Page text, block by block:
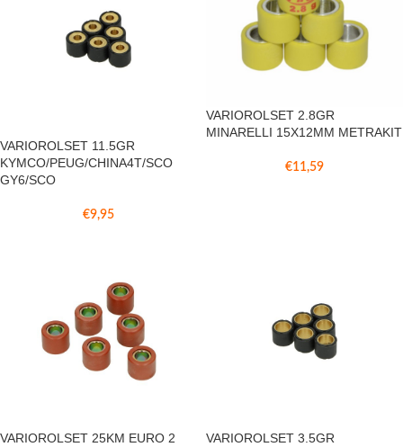
VARIOROLSET 11.5GR
KYMCO/PEUG/CHINA4T/SCO
GY6/SCO
€9,95
VARIOROLSET 2.8GR
MINARELLI 15X12MM METRAKIT
€11,59
VARIOROLSET 25KM EURO 2
VARIOROLSET 3.5GR